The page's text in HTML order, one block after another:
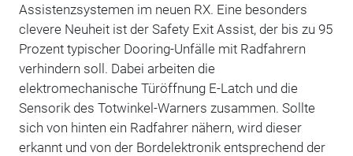
Assistenzsystemen im neuen RX. Eine besonders
clevere Neuheit ist der Safety Exit Assist, der bis zu 95
Prozent typischer Dooring-Unfälle mit Radfahrern
verhindern soll. Dabei arbeiten die
elektromechanische Türöffnung E-Latch und die
Sensorik des Totwinkel-Warners zusammen. Sollte
sich von hinten ein Radfahrer nähern, wird dieser
erkannt und von der Bordelektronik entsprechend der